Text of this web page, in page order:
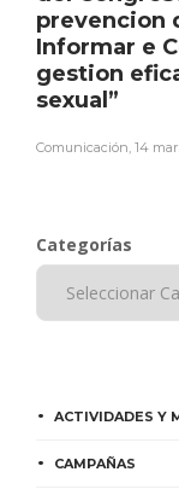
prevencion
Informar e
gestion
sexual”
Comunicación, 14
Categorías
ACTIVIDADES Y
CAMPAÑAS